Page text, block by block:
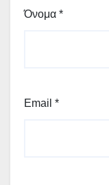
Όνομα *
Email *